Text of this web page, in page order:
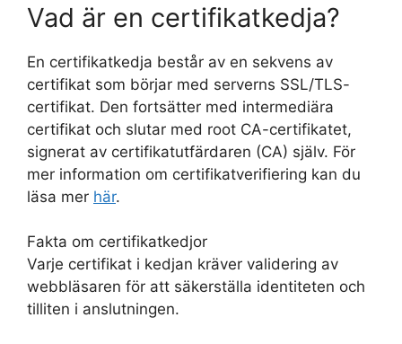
Vad är en certifikatkedja?
En certifikatkedja består av en sekvens av
certifikat som börjar med serverns SSL/TLS-
certifikat. Den fortsätter med intermediära
certifikat och slutar med root CA-certifikatet,
signerat av certifikatutfärdaren (CA) själv. För
mer information om certifikatverifiering kan du
läsa mer här.
Fakta om certifikatkedjor
Varje certifikat i kedjan kräver validering av
webbläsaren för att säkerställa identiteten och
tilliten i anslutningen.